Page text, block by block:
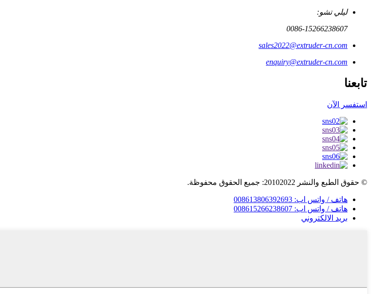
ليلي تشو:
0086-15266238607
sales2022@extruder-cn.com
enquiry@extruder-cn.com
تابعنا
استفسر الآن
© حقوق الطبع والنشر 20102022: جميع الحقوق محفوظة.
هاتف / واتس اب: 008613806392693
هاتف / واتس اب: 008615266238607
بريد الالكتروني